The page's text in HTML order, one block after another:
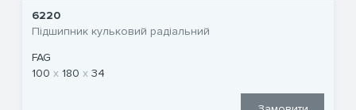
6220
Підшипник кульковий радіальний
FAG
100
180 34